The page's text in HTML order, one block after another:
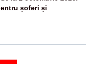
șoferi și